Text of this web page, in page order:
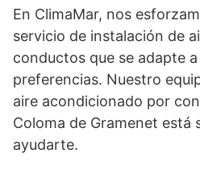
En ClimaMar, nos
servicio de instalación de
conductos que se adapte
preferencias. Nuestro
aire acondicionado por
Coloma de Gramenet está
ayudarte.